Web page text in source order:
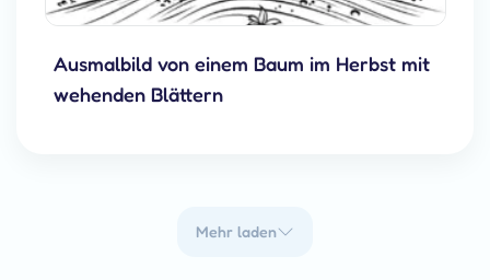
Ausmalbild von einem Baum im Herbst mit
wehenden Blättern
Mehr laden